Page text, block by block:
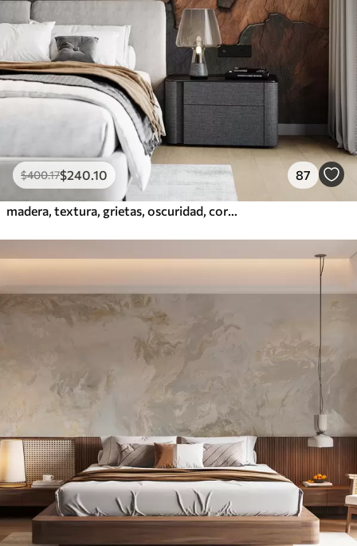
$400.17$240.10 87
madera, textura, grietas, oscuridad, corteza, superficie